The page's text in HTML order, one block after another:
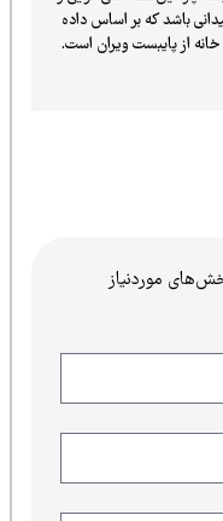
باشد که بر اساس داده
پایبست ویران است.
موردنیاز